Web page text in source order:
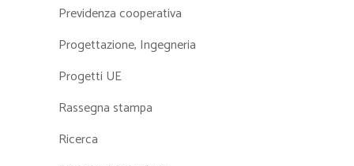
Previdenza cooperativa
Progettazione, Ingegneria
Progetti UE
Rassegna stampa
Ricerca